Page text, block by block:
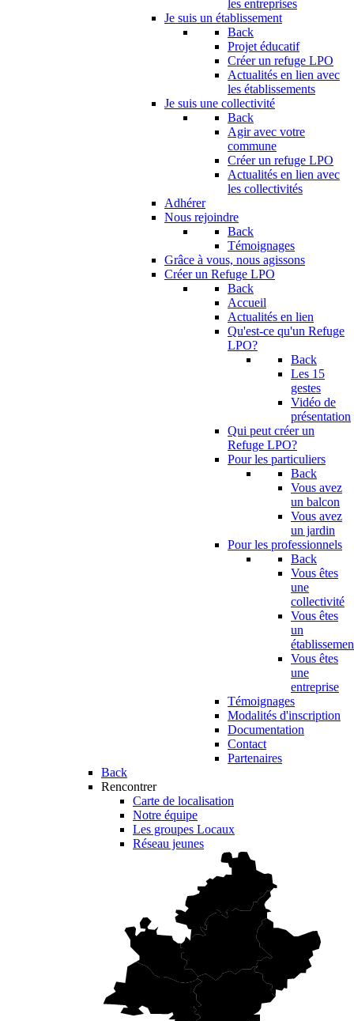
les entreprises
Je suis un établissement
Back
Projet éducatif
Créer un refuge LPO
Actualités en lien avec
les établissements
Je suis une collectivité
Back
Agir avec votre
commune
Créer un refuge LPO
Actualités en lien avec
les collectivités
Adhérer
Nous rejoindre
Back
Témoignages
Grâce à vous, nous agissons
Créer un Refuge LPO
Back
Accueil
Actualités en lien
Qu'est-ce qu'un Refuge
LPO?
Back
Les 15
gestes
Vidéo de
présentation
Qui peut créer un
Refuge LPO?
Pour les particuliers
Back
Vous avez
un balcon
Vous avez
un jardin
Pour les professionnels
Back
Vous êtes
une
collectivité
Vous êtes
un
Vous êtes
une
entreprise
Témoignages
Modalités d'inscription
Documentation
Contact
Partenaires
Back
Rencontrer
Carte de localisation
Notre équipe
Les groupes Locaux
Réseau jeunes